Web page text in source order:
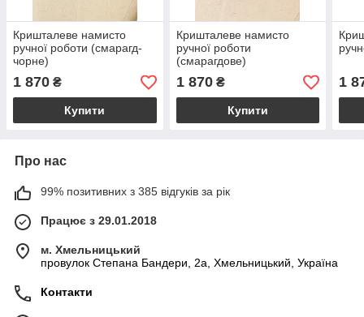
Кришталеве намисто
ручної роботи (смарагд-
чорне)
1 870 ₴
Купити
Кришталеве намисто
ручної роботи
(смарагдове)
1 870₴
Купити
1
Про нас
99% позитивних з 385 відгуків за рік
Працює з 29.01.2018
м. Хмельницький
провулок Степана Бандери, 2a, Хмельницький, Україна
Контакти